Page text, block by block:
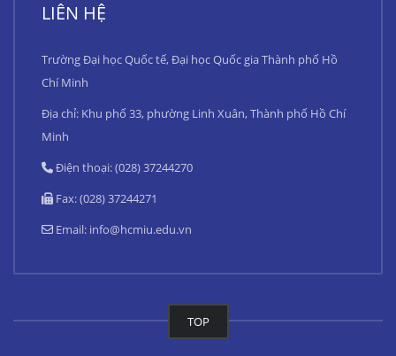
LIÊN HỆ
Trường Đại học Quốc tế, Đại học Quốc gia Thành phố Hồ
Chí Minh
Địa chỉ: Khu phố 33, phường Linh Xuân, Thành phố Hồ Chí
Minh
Điện thoại: (028) 37244270
Fax: (028) 37244271
Email: info@hcmiu.edu.vn
TOP